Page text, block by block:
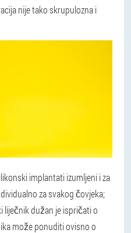
nije tako skrupulozna i
implantati izumljeni i za
za svakog čovjeka;
liječnik dužan je ispričati o
može ponuditi ovisno o